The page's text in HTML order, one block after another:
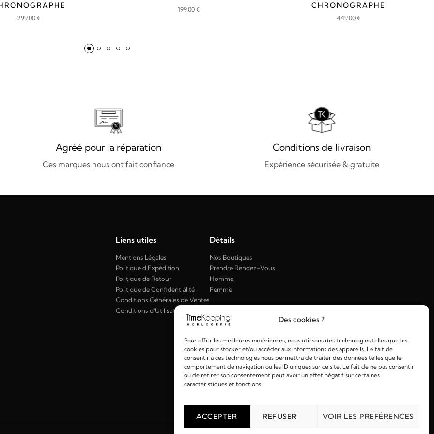
Des cookies ?
Pour offrir les meilleures expériences, nous utilisons des technologies telles que les
cookies pour stocker et/ou accéder aux informations des appareils. Le fait de
consentir à ces technologies nous permettra de traiter des données telles que le
comportement de navigation ou les ID uniques sur ce site. Le fait de ne pas consentir
ou de retirer son consentement peut avoir un effet négatif sur certaines
caractéristiques et fonctions.
ACCEPTER REFUSER VOIR LES PRÉFÉRENCES
299,00€
199,00€
CHRONOGRAPHE
449,00€
Agréé pour la réparation
Ces marques nous ont fait confiance
Conditions de livraison
Expérience sécurisée & gratuite
Liens utiles
Mentions Légales
Politique d'Expédition
Politique de Retour
Politique de Confidentialité
Conditions Générales de Ventes
Conditions d'Utilisation
Détails
Nos Boutiques
Prendre Rendez-Vous
Homme
Femme